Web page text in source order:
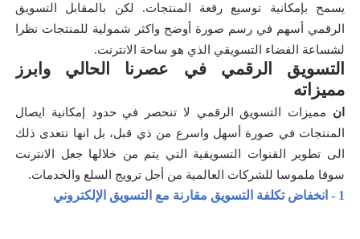
يسمح بإمكانية توسيع رقعة المنتجات. لكن بالمقابل التسويق
الرقمي أسهم في رسم صورة أوضح واكثر شمولية للمنتجات نظرا
لشساعة الفضاء التسويقي الذي هو ساحة الانترنت.
التسويق الرقمي في عصرنا الحالي وابرز
مميزاته
ان مميزات
التسويق الرقمي لا تنحصر في حدود إمكانية ايصال
المنتجات في صورة أسهل واسرع من ذي قبل، بل انها تتعدى ذلك
الى تطوير القنوات التسويقية التي يتم من خلالها جعل الانترنت
سوقا ملموسا للشركات العالمية من أجل ترويج السلع والخدمات.
1 - انخفاض تكلفة التسويق مقارنة مع التسويق الإلكتروني